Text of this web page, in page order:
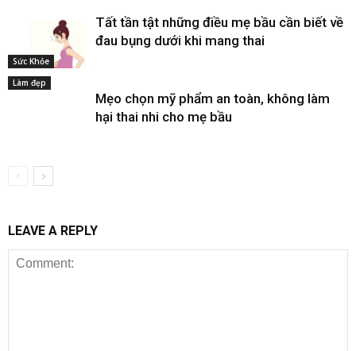
Sức Khỏe
Tất tần tật những điều mẹ bầu cần biết về
đau bụng dưới khi mang thai
Làm đẹp
Mẹo chọn mỹ phẩm an toàn, không làm
hại thai nhi cho mẹ bầu
LEAVE A REPLY